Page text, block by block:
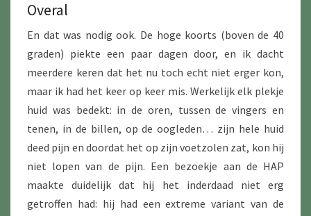
Overal
En dat was nodig ook. De hoge koorts (boven de 40
graden) piekte een paar dagen door, en ik dacht
meerdere keren dat het nu toch echt niet erger kon,
maar ik had het keer op keer mis. Werkelijk elk plekje
huid was bedekt: in de oren, tussen de vingers en
tenen, in de billen, op de oogleden… zijn hele huid
deed pijn en doordat het op zijn voetzolen zat, kon hij
niet lopen van de pijn. Een bezoekje aan de HAP
maakte duidelijk dat hij het inderdaad niet erg
getroffen had: hij had een extreme variant van de